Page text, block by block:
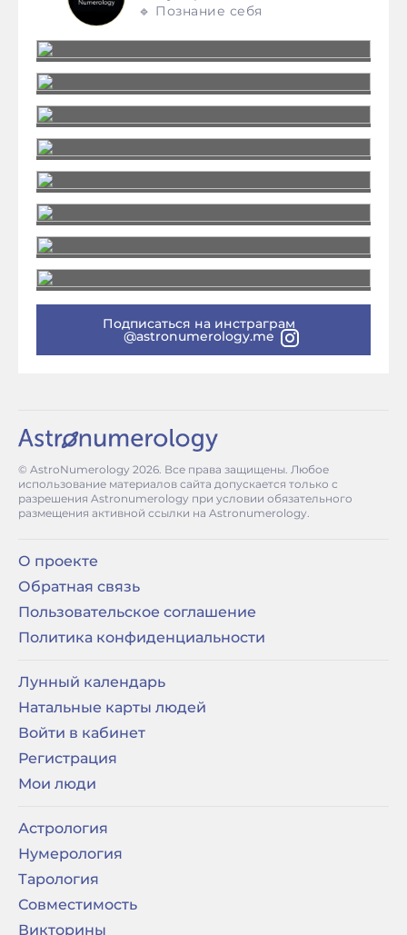
🔹 Познание себя
Подписаться на инстраграм
@astronumerology.me
© AstroNumerology 2026. Все права защищены. Любое
использование материалов сайта допускается только с
разрешения Astronumerology при условии обязательного
размещения активной ссылки на Astronumerology.
О проекте
Обратная связь
Пользовательское соглашение
Политика конфиденциальности
Лунный календарь
Натальные карты людей
Войти в кабинет
Регистрация
Мои люди
Астрология
Нумерология
Тарология
Совместимость
Викторины